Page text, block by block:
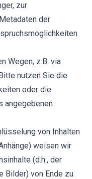
zur
der
Wegen, z.B. via
nutzen Sie die
oder die
angegebenen
von Inhalten
weisen wir
(d.h., der
Bilder) von Ende zu